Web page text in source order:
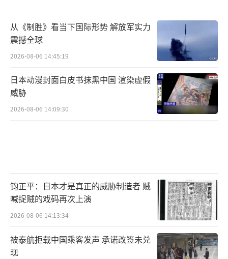
从《制胜》看当下国际形势 解放军实力
震撼全球
2026-08-06 14:45:19
日本动漫封面白皮书抹黑中国 渲染虚假
威胁
2026-08-06 14:09:30
钧正平：日本才是真正的威胁制造者 贼
喊捉贼的戏码再次上演
2026-08-06 14:13:34
被泰航拒载中国乘客发声 承诺改签未兑
现